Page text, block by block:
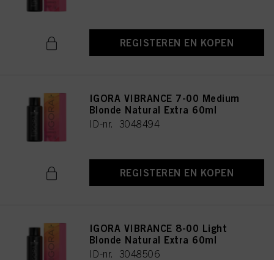
REGISTEREN EN KOPEN
IGORA VIBRANCE 7-00 Medium
Blonde Natural Extra 60ml
ID-nr. 3048494
REGISTEREN EN KOPEN
IGORA VIBRANCE 8-00 Light
Blonde Natural Extra 60ml
ID-nr. 3048506